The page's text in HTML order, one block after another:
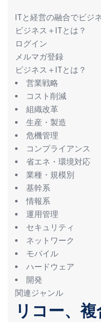
ITと経営の融合でビジ
ビジネス＋ITとは？
ログイン
メルマガ登録
ビジネス＋ITとは？
営業戦略
コスト削減
組織改革
生産・製造
危機管理
コンプライアンス
省エネ・環境対応
業種・規模別
基幹系
情報系
運用管理
セキュリティ
ネットワーク
モバイル
ハードウェア
開発
関連ジャンル
リコー、